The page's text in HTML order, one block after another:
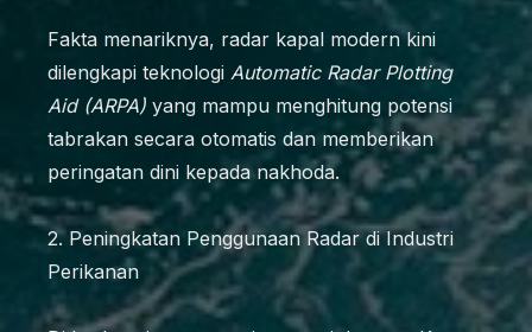
Fakta menariknya, radar kapal modern kini
dilengkapi teknologi Automatic Radar Plotting
Aid (ARPA) yang mampu menghitung potensi
tabrakan secara otomatis dan memberikan
peringatan dini kepada nakhoda.
2. Peningkatan Penggunaan Radar di Industri
Perikanan